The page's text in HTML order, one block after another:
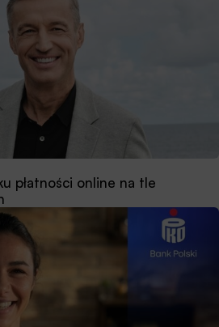
płatności online na tle